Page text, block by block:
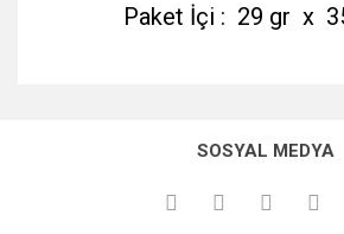
Paket İçi : 29 gr x
kullanarak tarafımıza iletebilirsiniz.
Görüş ve önerileriniz için teşekkür ederiz.
SOSYAL MEDYA